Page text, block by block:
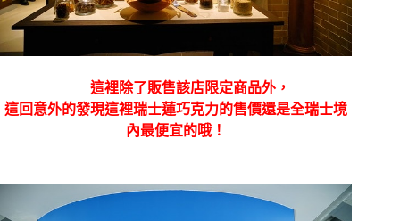
這裡除了販售該店限定商品外，
這回意外的發現這裡瑞士蓮巧克力的售價還是全瑞士境
內最便宜的哦！